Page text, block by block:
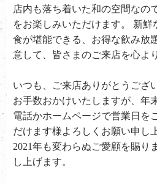
店内も落ち着いた和の空間なの
をお楽しみいただけます。 新
食が堪能できる、お得な飲み放
意して、皆さまのご来店を心よ
いつも、ご来店ありがとうござ
お手数おかけいたしますが、年
電話かホームページで営業日を
だけます様よろしくお願い申し
2021年も変わらぬご愛顧を賜り
し上げます。